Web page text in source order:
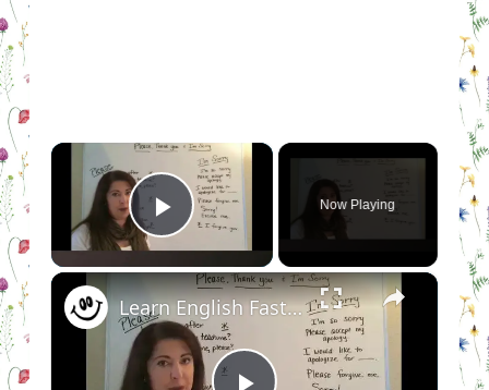
×
Play Video
Now Playing
×
Learn English Fast - Ways To Say PLEASE, THANK YOU and SORRY in English ✔